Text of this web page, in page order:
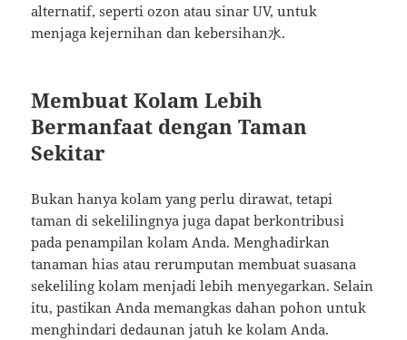
alternatif, seperti ozon atau sinar UV, untuk
menjaga kejernihan dan kebersihan水.
Membuat Kolam Lebih
Bermanfaat dengan Taman
Sekitar
Bukan hanya kolam yang perlu dirawat, tetapi
taman di sekelilingnya juga dapat berkontribusi
pada penampilan kolam Anda. Menghadirkan
tanaman hias atau rerumputan membuat suasana
sekeliling kolam menjadi lebih menyegarkan. Selain
itu, pastikan Anda memangkas dahan pohon untuk
menghindari dedaunan jatuh ke kolam Anda.